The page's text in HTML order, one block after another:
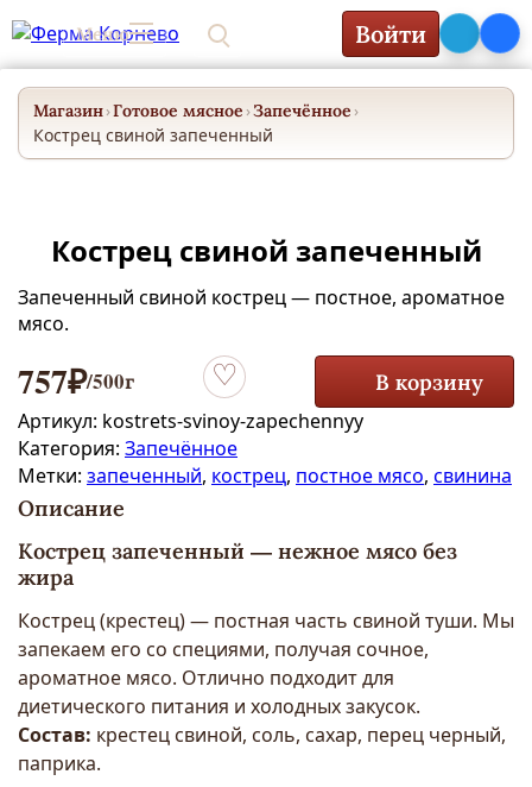
Меню Войти
Магазин›Готовое мясное ›Запечённое ›
Кострец свиной запеченный
Кострец свиной запеченный
Запеченный свиной кострец — постное, ароматное
мясо.
757₽/500г Добавить в избранноеВ корзину
Артикул: kostrets-svinoy-zapechennyy
Категория: Запечённое
Метки: запеченный, кострец, постное мясо, свинина
Описание
Кострец запеченный — нежное мясо без
жира
Кострец (крестец) — постная часть свиной туши. Мы
запекаем его со специями, получая сочное,
ароматное мясо. Отлично подходит для
диетического питания и холодных закусок.
Состав: крестец свиной, соль, сахар, перец черный,
паприка.